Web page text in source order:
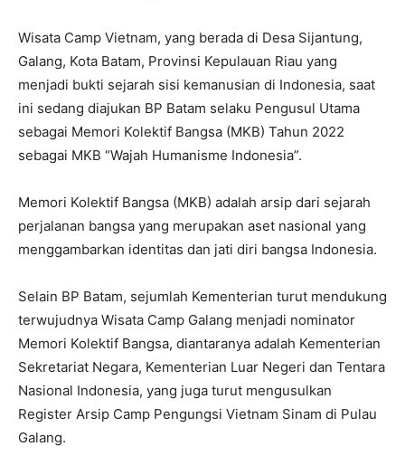
Wisata Camp Vietnam, yang berada di Desa Sijantung,
Galang, Kota Batam, Provinsi Kepulauan Riau yang
menjadi bukti sejarah sisi kemanusian di Indonesia, saat
ini sedang diajukan BP Batam selaku Pengusul Utama
sebagai Memori Kolektif Bangsa (MKB) Tahun 2022
sebagai MKB “Wajah Humanisme Indonesia”.
Memori Kolektif Bangsa (MKB) adalah arsip dari sejarah
perjalanan bangsa yang merupakan aset nasional yang
menggambarkan identitas dan jati diri bangsa Indonesia.
Selain BP Batam, sejumlah Kementerian turut mendukung
terwujudnya Wisata Camp Galang menjadi nominator
Memori Kolektif Bangsa, diantaranya adalah Kementerian
Sekretariat Negara, Kementerian Luar Negeri dan Tentara
Nasional Indonesia, yang juga turut mengusulkan
Register Arsip Camp Pengungsi Vietnam Sinam di Pulau
Galang.